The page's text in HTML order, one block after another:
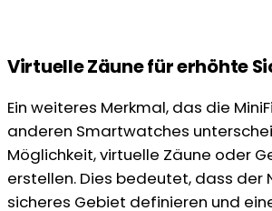
Virtuelle Zäune für erhöhte
Ein weiteres Merkmal, das die
anderen Smartwatches
Möglichkeit, virtuelle Zäune oder
erstellen. Dies bedeutet, dass der
sicheres Gebiet definieren und